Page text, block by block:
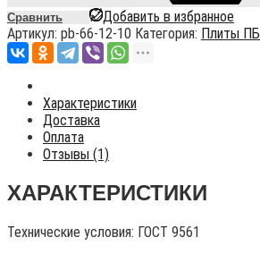
Сравнить
Добавить в избранное
Артикул: pb-66-12-10 Категория: Плиты ПБ
Характеристики
Доставка
Оплата
Отзывы (1)
ХАРАКТЕРИСТИКИ
Технические условия: ГОСТ 9561